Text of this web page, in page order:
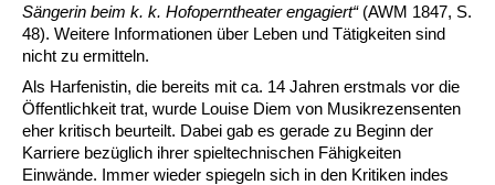
Sängerin beim k. k. Hofoperntheater engagiert“(AWM 1847, S.
48). Weitere Informationen über Leben und Tätigkeiten sind
nicht zu ermitteln.
Als Harfenistin, die bereits mit ca. 14 Jahren erstmals vor die
Öffentlichkeit trat, wurde Louise Diem von Musikrezensenten
eher kritisch beurteilt. Dabei gab es gerade zu Beginn der
Karriere bezüglich ihrer spieltechnischen Fähigkeiten
Einwände. Immer wieder spiegeln sich in den Kritiken indes